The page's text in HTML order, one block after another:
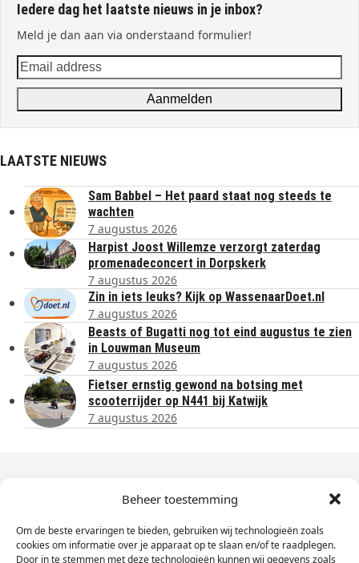
Beheer toestemming
Om de beste ervaringen te bieden, gebruiken wij technologieën zoals
cookies om informatie over je apparaat op te slaan en/of te raadplegen.
Door in te stemmen met deze technologieën kunnen wij gegevens zoals
Iedere dag het laatste nieuws in je inbox?
Meld je dan aan via onderstaand formulier!
Email
address
Aanmelden
LAATSTE NIEUWS
Sam Babbel – Het paard staat nog steeds te
wachten
7 augustus 2026
Harpist Joost Willemze verzorgt zaterdag
promenadeconcert in Dorpskerk
7 augustus 2026
Zin in iets leuks? Kijk op WassenaarDoet.nl
7 augustus 2026
Beasts of Bugatti nog tot eind augustus te zien
in Louwman Museum
7 augustus 2026
Fietser ernstig gewond na botsing met
scooterrijder op N441 bij Katwijk
7 augustus 2026
Dagelijks het laatste nieuws in je e-mail?
Vul
hier